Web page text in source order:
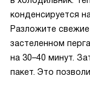
конденсируется
Разложите
застеленном
на 30–40 минут.
пакет. Это